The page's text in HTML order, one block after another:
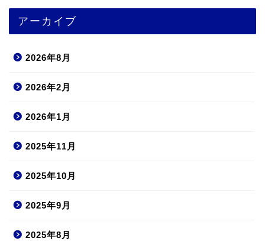
アーカイブ
2026年8月
2026年2月
2026年1月
2025年11月
2025年10月
2025年9月
2025年8月